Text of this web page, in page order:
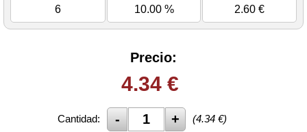
6 10.00 % 2.60 €
Precio:
4.34 €
Cantidad: (4.34 €)